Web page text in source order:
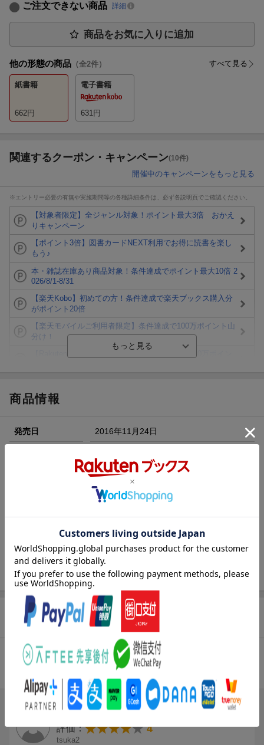
ご注文できない商品 詳細
商品をお気に入りに追加
他の形態の商品 （全2件） すべて見る
紙書籍
662円
電子書籍
631 円
関連するクーポン・キャンペーン(10件)
開催中のキャンペーンをもっと見る
※エントリー必要の有無や実施期間等の各種詳細条件は、必ず各説明頁でご確認ください。
【対象者限定】全ジャンル対象！ポイント最大3倍 おかえ
りキャンペーン
【ポイント3倍】図書カードNEXT利用でお得に読書を楽し
もう♪
本・雑誌在庫あり商品対象！条件達成でポイント最大10倍 2
026/8/1-8/31
【楽天Kobo】初めての方！条件達成で楽天ブックス購入分
がポイント20倍
【楽天モバイルご利用者限定】条件達成で100万ポイント山
分け！
が当たる！
楽天モバイル紹介キャンペーンの拡散で300円OFFクーポン
条件達成で楽天限定・宝塚歌劇 宙組貸切公演ペアチケット
商品情報
発売日 2016年11月24日
月刊
A4
JAN 4910076050174
バックナンバー この雑誌の他の号を見る
商品レビュー
総合評価：
条件に満たないため、評価は表示できません。
評価： 4
tsuka2